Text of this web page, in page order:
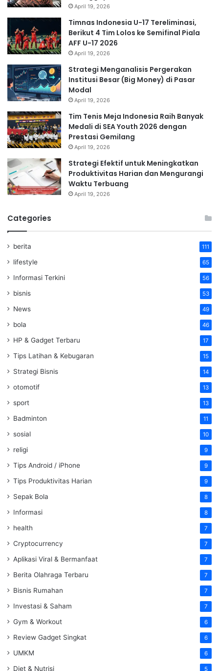
April 19, 2026
Timnas Indonesia U-17 Tereliminasi,
Berikut 4 Tim Lolos ke Semifinal Piala
AFF U-17 2026
April 19, 2026
Strategi Menganalisis Pergerakan
Institusi Besar (Big Money) di Pasar
Modal
April 19, 2026
Tim Tenis Meja Indonesia Raih Banyak
Medali di SEA Youth 2026 dengan
Prestasi Gemilang
April 19, 2026
Strategi Efektif untuk Meningkatkan
Produktivitas Harian dan Mengurangi
Waktu Terbuang
April 19, 2026
Categories
berita 111
lifestyle 65
Informasi Terkini 56
bisnis 53
News 49
bola 46
HP & Gadget Terbaru 17
Tips Latihan & Kebugaran 15
Strategi Bisnis 14
otomotif 13
sport 13
Badminton 11
sosial 10
religi 9
Tips Android / iPhone 9
Tips Produktivitas Harian 9
Sepak Bola 8
Informasi 8
health 7
Cryptocurrency 7
Aplikasi Viral & Bermanfaat 7
Berita Olahraga Terbaru 7
Bisnis Rumahan 7
Investasi & Saham 7
Gym & Workout 6
Review Gadget Singkat 6
UMKM 6
Diet & Nutrisi 5